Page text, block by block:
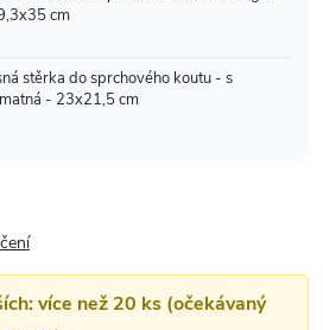
více než 20 ks (očekávaný